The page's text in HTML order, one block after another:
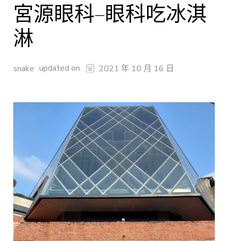
宮源眼科–眼科吃冰淇
淋
snake updated on 2021 年 10 月 16 日